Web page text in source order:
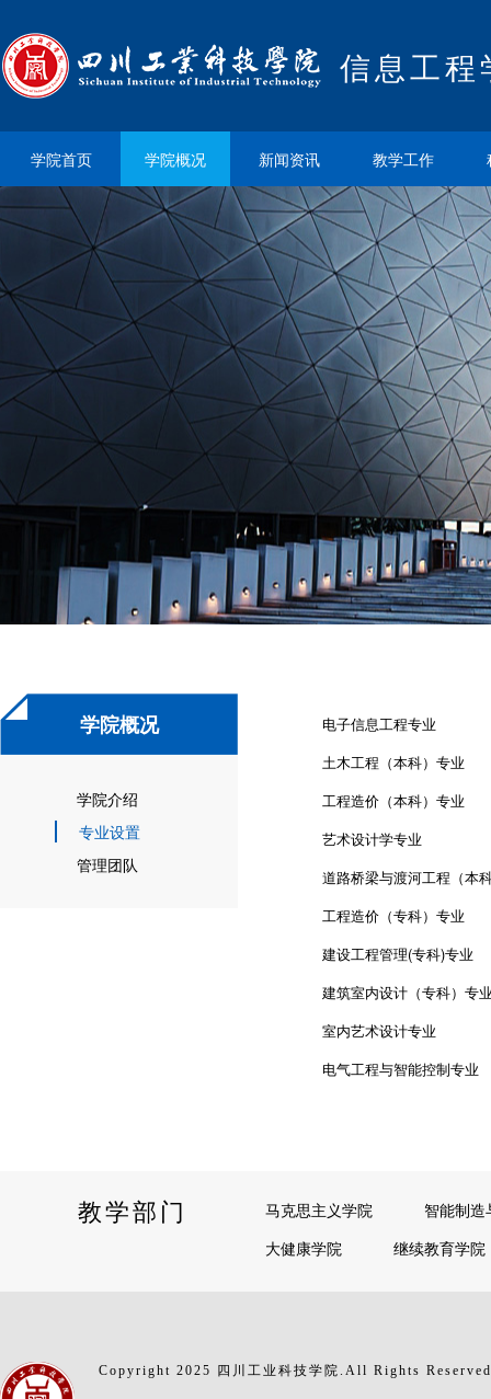
信息工程
学院首页 学院概况 新闻资讯 教学工作
学院概况
学院介绍
专业设置
管理团队
电子信息工程专业
土木工程（本科）专业
工程造价（本科）专业
艺术设计学专业
道路桥梁与渡河工程（本
工程造价（专科）专业
建设工程管理(专科)专业
建筑室内设计（专科）专
室内艺术设计专业
电气工程与智能控制专业
教学部门 马克思主义学院
智能制造
大健康学院
继续教育学院
Copyright 2025 四川工业科技学院.All Rights